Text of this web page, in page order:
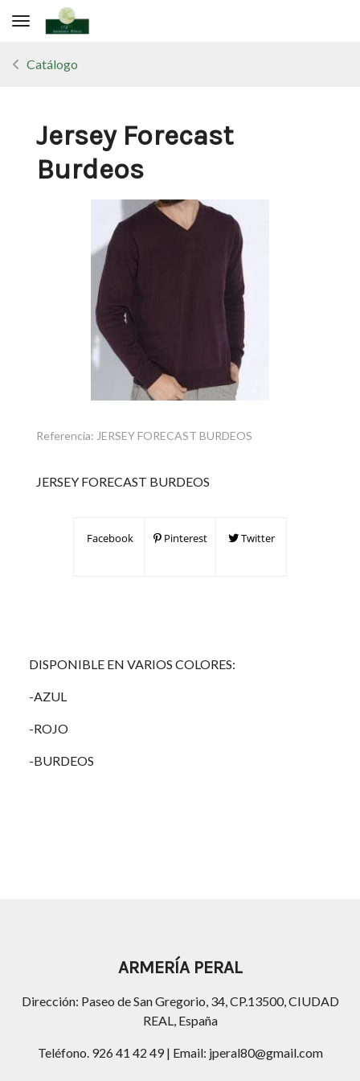
Toggle navigation
Catálogo
Jersey Forecast
Burdeos
Referencia: JERSEY FORECAST BURDEOS
JERSEY FORECAST BURDEOS
Facebook Pinterest Twitter
DISPONIBLE EN VARIOS COLORES:
-AZUL
-ROJO
-BURDEOS
ARMERÍA PERAL
Dirección: Paseo de San Gregorio, 34, CP.13500, CIUDAD
REAL, España
Teléfono. 926 41 42 49 | Email: jperal80@gmail.com